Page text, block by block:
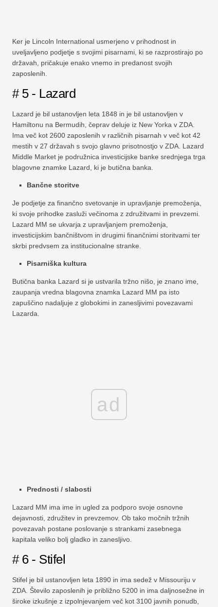
Ker je Lincoln International usmerjeno v prihodnost in
uveljavljeno podjetje s svojimi pisarnami, ki se razprostirajo po
državah, pričakuje enako vnemo in predanost svojih
zaposlenih.
# 5 - Lazard
Lazard je bil ustanovljen leta 1848 in je bil ustanovljen v
Hamiltonu na Bermudih, čeprav deluje iz New Yorka v ZDA.
Ima več kot 2600 zaposlenih v različnih pisarnah v več kot 42
mestih v 27 državah s svojo glavno prisotnostjo v ZDA. Lazard
Middle Market je podružnica investicijske banke srednjega trga
blagovne znamke Lazard, ki je butična banka.
Bančne storitve
Je podjetje za finančno svetovanje in upravljanje premoženja,
ki svoje prihodke zasluži večinoma z združitvami in prevzemi.
Lazard MM se ukvarja z upravljanjem premoženja,
investicijskim bančništvom in drugimi finančnimi storitvami ter
skrbi predvsem za institucionalne stranke.
Pisarniška kultura
Butična banka Lazard si je ustvarila tržno nišo, je znano ime,
zaupanja vredna blagovna znamka Lazard MM pa isto
zapuščino nadaljuje z globokimi in zanesljivimi povezavami
Lazarda.
ad
Prednosti / slabosti
Lazard MM ima ime in ugled za podporo svoje osnovne
dejavnosti, združitev in prevzemov. Ob tako močnih tržnih
povezavah postane poslovanje s strankami zasebnega
kapitala veliko bolj gladko in zanesljivo.
# 6 - Stifel
Stifel je bil ustanovljen leta 1890 in ima sedež v Missouriju v
ZDA. Število zaposlenih je približno 5200 in ima daljnosežne in
široke izkušnje z izpolnjevanjem več kot 3100 javnih ponudb,